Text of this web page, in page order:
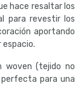
hace resaltar los
para revestir los
aportando
espacio.
woven (tejido no
para una